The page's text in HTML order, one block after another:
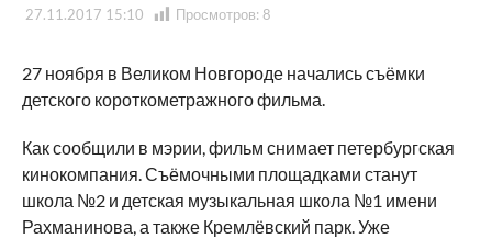
27.11.2017 15:10 Просмотров: 8
27 ноября в Великом Новгороде начались съёмки
детского короткометражного фильма.
Как сообщили в мэрии, фильм снимает петербургская
кинокомпания. Съёмочными площадками станут
школа №2 и детская музыкальная школа №1 имени
Рахманинова, а также Кремлёвский парк. Уже